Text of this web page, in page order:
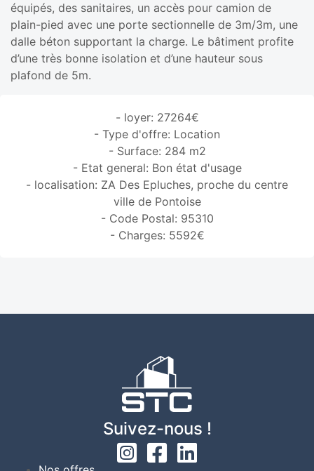
équipés, des sanitaires, un accès pour camion de
plain-pied avec une porte sectionnelle de 3m/3m, une
dalle béton supportant la charge. Le bâtiment profite
d’une très bonne isolation et d’une hauteur sous
plafond de 5m.
- loyer: 27264€
- Type d'offre: Location
- Surface: 284 m2
- Etat general: Bon état d'usage
- localisation: ZA Des Epluches, proche du centre
ville de Pontoise
- Code Postal: 95310
- Charges: 5592€
Suivez-nous !